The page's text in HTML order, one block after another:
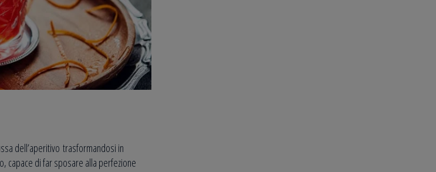
dell’aperitivo trasformandosi in
capace di far sposare alla perfezione